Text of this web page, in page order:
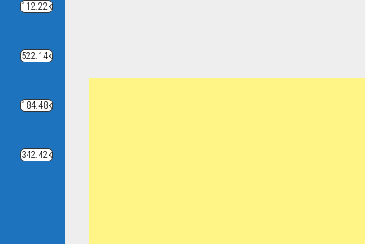
112.22k
522.14k
184.48k
342.42k